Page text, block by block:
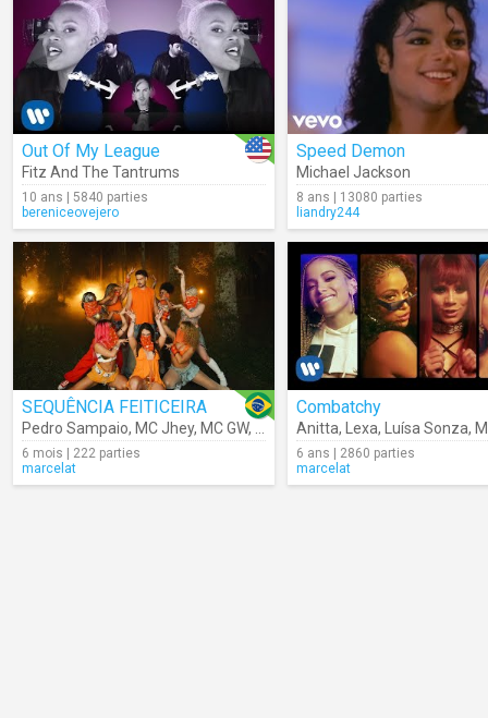
Out Of My League
Fitz And The Tantrums
10 ans | 5840 parties
bereniceovejero
Speed Demon
Michael Jackson
8 ans | 13080 parties
liandry244
SEQUÊNCIA FEITICEIRA
Pedro Sampaio, MC Jhey, MC GW, MC Nito,MC Rodrigo Do CN
6 mois | 222 parties
marcelat
Combatchy
Anitta, Lexa, Luísa Sonza,
6 ans | 2860 parties
marcelat